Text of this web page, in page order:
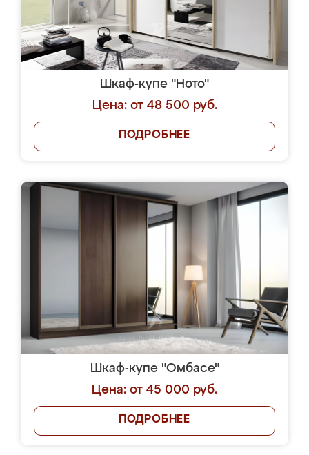
Шкаф-купе "Ното"
Цена: от 48 500 руб.
ПОДРОБНЕЕ
Шкаф-купе "Омбасе"
Цена: от 45 000 руб.
ПОДРОБНЕЕ